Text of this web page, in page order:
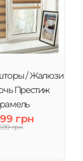
/ Жалюзи
Престиж
грн
грн